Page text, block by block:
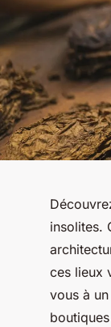
insolites.
ces lieux
vous à